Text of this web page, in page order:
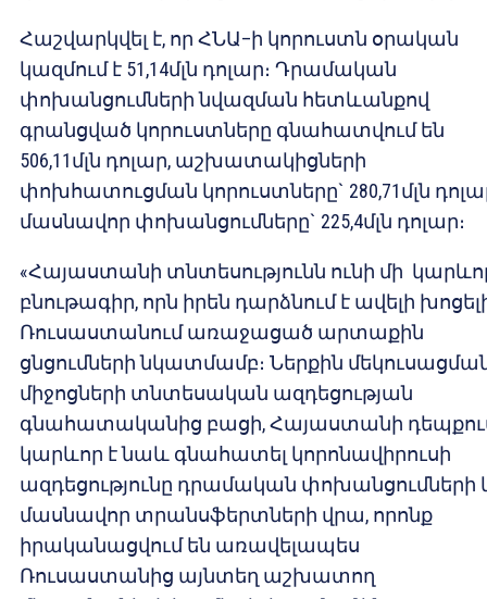
Հաշվարկվել է, որ ՀՆԱ–ի կորուստն օրական
կազմում է 51,14մլն դոլար։ Դրամական
փոխանցումների նվազման հետևանքով
գրանցված կորուստները գնահատվում են
506,11մլն դոլար, աշխատակիցների
փոխհատուցման կորուստները` 280,71մլն
մասնավոր փոխանցումները` 225,4մլն դոլար։
«Հայաստանի տնտեսությունն ունի մի
բնութագիր, որն իրեն դարձնում է ավելի
Ռուսաստանում առաջացած արտաքին
ցնցումների նկատմամբ։ Ներքին
միջոցների տնտեսական ազդեցության
գնահատականից բացի, Հայաստանի
կարևոր է նաև գնահատել կորոնավիրուսի
ազդեցությունը դրամական փոխանցումների
մասնավոր տրանսֆերտների վրա, որոնք
իրականացվում են առավելապես
Ռուսաստանից այնտեղ աշխատող